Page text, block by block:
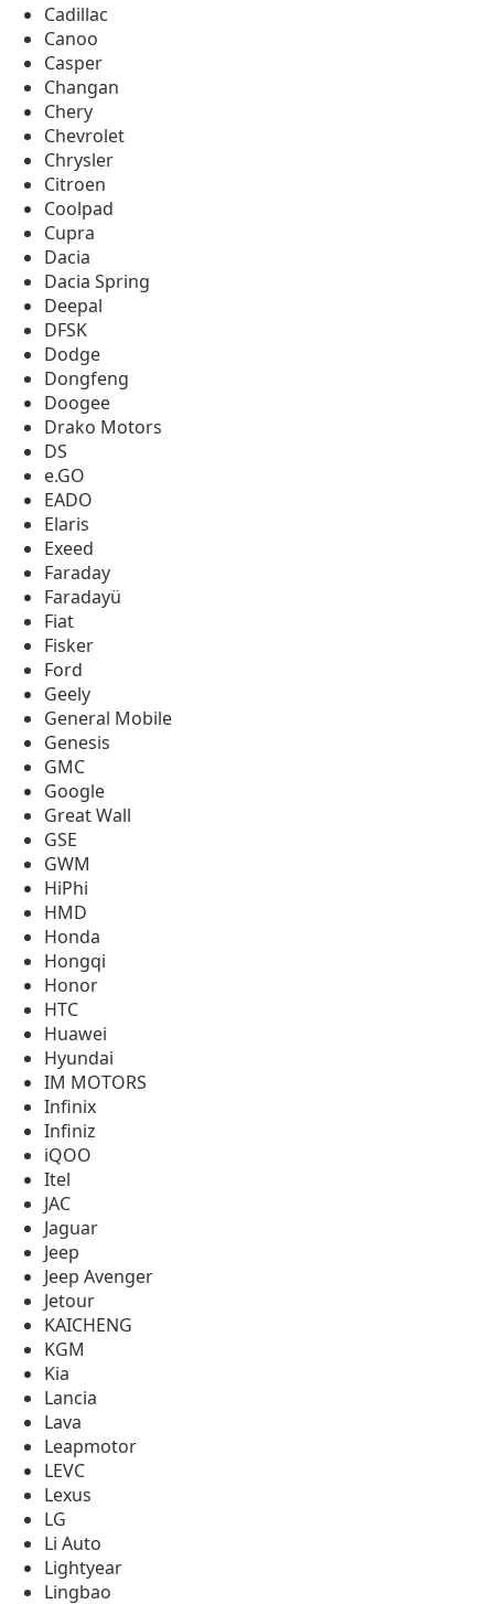
Cadillac
Canoo
Casper
Changan
Chery
Chevrolet
Chrysler
Citroen
Coolpad
Cupra
Dacia
Dacia Spring
Deepal
DFSK
Dodge
Dongfeng
Doogee
Drako Motors
DS
e.GO
EADO
Elaris
Exeed
Faraday
Faradayü
Fiat
Fisker
Ford
Geely
General Mobile
Genesis
GMC
Google
Great Wall
GSE
GWM
HiPhi
HMD
Honda
Hongqi
Honor
HTC
Huawei
Hyundai
IM MOTORS
Infinix
Infiniz
iQOO
Itel
JAC
Jaguar
Jeep
Jeep Avenger
Jetour
KAICHENG
KGM
Kia
Lancia
Lava
Leapmotor
LEVC
Lexus
LG
Li Auto
Lightyear
Lingbao